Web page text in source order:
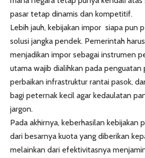
pasar tetap dinamis dan kompetitif.
Lebih jauh, kebijakan impor siapa pun
solusi jangka pendek. Pemerintah
menjadikan impor sebagai instrumen
utama wajib dialihkan pada penguatan
perbaikan infrastruktur rantai pasok,
bagi peternak kecil agar kedaulatan
jargon.
Pada akhirnya, keberhasilan kebijakan
dari besarnya kuota yang diberikan
melainkan dari efektivitasnya